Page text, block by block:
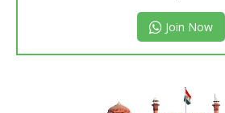
Join Now